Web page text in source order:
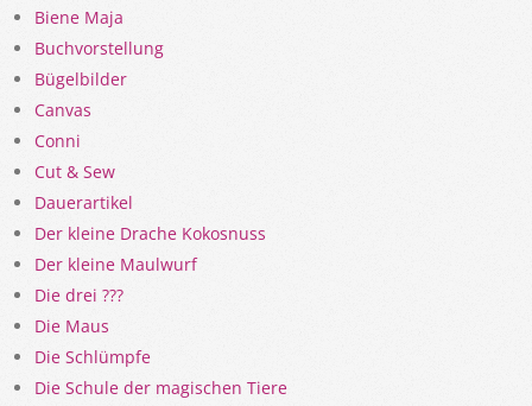
Biene Maja
Buchvorstellung
Bügelbilder
Canvas
Conni
Cut & Sew
Dauerartikel
Der kleine Drache Kokosnuss
Der kleine Maulwurf
Die drei ???
Die Maus
Die Schlümpfe
Die Schule der magischen Tiere